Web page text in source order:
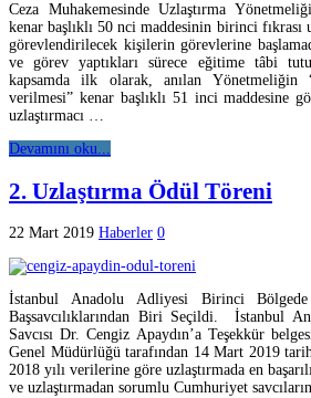
Ceza Muhakemesinde Uzlaştırma
kenar başlıklı 50 nci maddesinin birinci fıkrası
görevlendirilecek kişilerin görevlerine
ve görev yaptıkları sürece eğitime tâbi
kapsamda ilk olarak, anılan Yönetmeliğin
verilmesi” kenar başlıklı 51 inci maddesine
uzlaştırmacı …
Devamını oku...
2. Uzlaştırma Ödül Töreni
22 Mart 2019 Haberler 0
İstanbul Anadolu Adliyesi Birinci
Başsavcılıklarından Biri Seçildi. İstanbul
Savcısı Dr. Cengiz Apaydın’a Teşekkür
Genel Müdürlüğü tarafından 14 Mart 2019
2018 yılı verilerine göre uzlaştırmada en
ve uzlaştırmadan sorumlu Cumhuriyet